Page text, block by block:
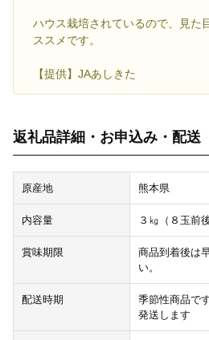
ハウス栽培されているので、見た
ススメです。
【提供】JAあしきた
返礼品詳細・お申込み・配送
原産地 熊本県
内容量 ３㎏（８玉前
賞味期限
商品到着後は
い。
配送時期
季節性商品で
発送します